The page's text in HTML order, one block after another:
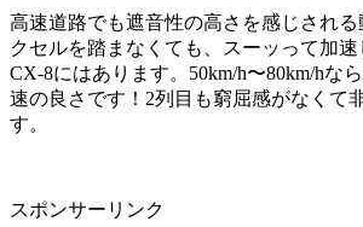
高速道路でも遮音性の高さを感じされ
クセルを踏まなくても、スーッって加
CX-8にはあります。50km/h〜80km/hな
速の良さです！2列目も窮屈感がなくて
す。
スポンサーリンク